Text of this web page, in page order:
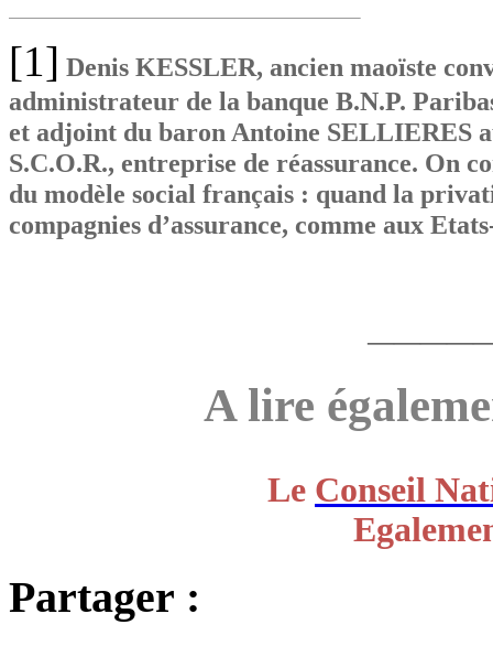
[1] Denis KESSLER, ancien maoïste
administrateur de la banque B.N.P.
et adjoint du baron Antoine SELLIERES
S.C.O.R., entreprise de réassurance. On
du modèle social français : quand la
compagnies d’assurance, comme aux
A lire
Le Conseil
Partager :